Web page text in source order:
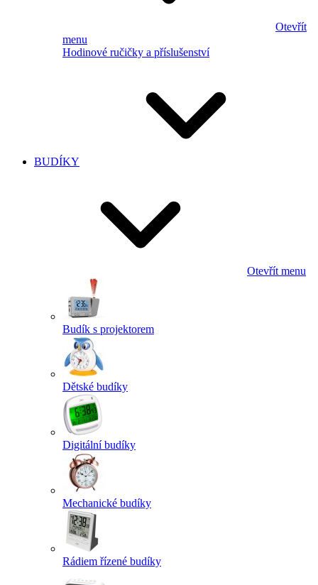
Otevřít
menu
Hodinové ručičky a příslušenství
BUDÍKY
Otevřít menu
Budík s projektorem
Dětské budíky
Digitální budíky
Mechanické budíky
Rádiem řízené budíky